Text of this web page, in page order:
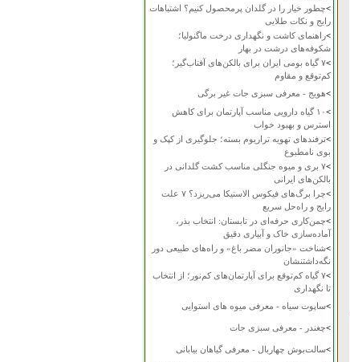
>چطور خیار را در گلدان پرمحصول کنیم؟ اشتباهات
رایج و نکات طلایی
>راهنمای کاشت و نگهداری درخت ماگنولیا؛
شکوفه‌های درشت در بهار
>
۷ گیاه بومی ایران برای بالکن‌های آفتاب‌گیر؛
کم‌توقع و مقاوم
>هویج - معرفی سبزی جات غیر برگی
>
۱۰ گیاه دارویی مناسب آپارتمان برای کاهش
استرس و بهبود خواب
>ترفندهای تهویه تراریوم بسته؛ جلوگیری از کپک و
بوی نامطبوع
>
۷ بری و میوه جنگلی مناسب کشت گلدانی در
بالکن‌های ایرانی
>
چرا برگ‌های فیکوس الاستیکا می‌ریزد؟ ۷ علت
رایج و راه‌حل سریع
>چمن‌کاری حرفه‌ای در تابستان: انتخاب بذر،
آماده‌سازی خاک و آبیاری دقیق
>شناخت «جانوران مضر باغ» و راه‌های طبیعی دور
نگه‌داشتنشان
>
۷ گیاه کم‌توقع برای آپارتمان‌های کم‌نور؛ از انتخاب
تا نگهداری
>ساپوت سیاه - معرفی میوه های استوایی
>چغندر - معرفی سبزی جات
>سالت‌بوش چهاربال - معرفی گیاهان بیابانی